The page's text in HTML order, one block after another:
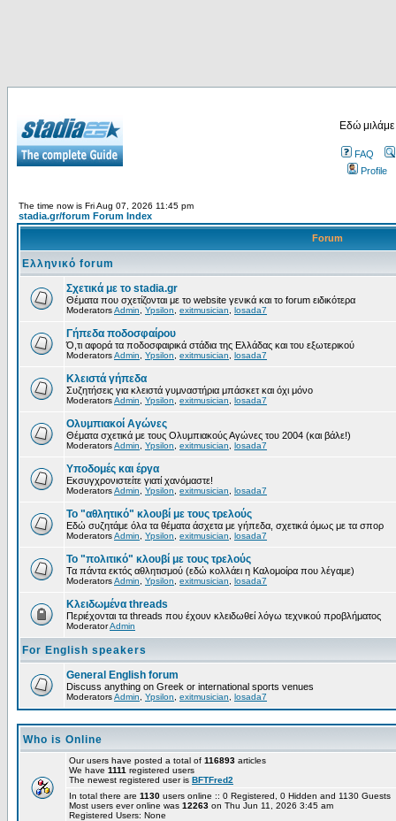
Εδώ
FAQ
Profile
The time now is Fri Aug 07, 2026 11:45 pm
stadia.gr/forum Forum Index
Forum
Ελληνικό forum
Σχετικά με το stadia.gr
Θέματα που σχετίζονται με το website γενικά και το forum ειδικότερα
ModeratorsAdmin Ypsilon exitmusician losada7
Γήπεδα ποδοσφαίρου
Ό,τι αφορά τα ποδοσφαιρικά στάδια της Ελλάδας και του εξωτερικού
ModeratorsAdmin Ypsilon exitmusician losada7
Κλειστά γήπεδα
Συζητήσεις για κλειστά γυμναστήρια μπάσκετ και όχι μόνο
ModeratorsAdmin Ypsilon exitmusician losada7
Ολυμπιακοί Αγώνες
Θέματα σχετικά με τους Ολυμπιακούς Αγώνες του 2004 (και βάλε!)
ModeratorsAdmin Ypsilon exitmusician losada7
Υποδομές και έργα
Εκσυγχρονιστείτε γιατί χανόμαστε!
ModeratorsAdmin Ypsilon exitmusician losada7
Το "αθλητικό" κλουβί με τους τρελούς
Εδώ συζητάμε όλα τα θέματα άσχετα με γήπεδα, σχετικά όμως με τα σπορ
ModeratorsAdmin Ypsilon exitmusician losada7
Το "πολιτικό" κλουβί με τους τρελούς
Τα πάντα εκτός αθλητισμού (εδώ κολλάει η Καλομοίρα που λέγαμε)
ModeratorsAdmin Ypsilon exitmusician losada7
Κλειδωμένα threads
Περιέχονται τα threads που έχουν κλειδωθεί λόγω τεχνικού προβλήματος
ModeratorAdmin
For English speakers
General English forum
Discuss anything on Greek or international sports venues
ModeratorsAdmin Ypsilon exitmusician losada7
Who is Online
Our users have posted a total of 116893 articles
We have 1111 registered users
The newest registered user is BFTFred2
In total there are 1130 users online :: 0 Registered, 0 Hidden and 1130
Most users ever online was 12263 on Thu Jun 11, 2026 3:45 am
Registered Users: None